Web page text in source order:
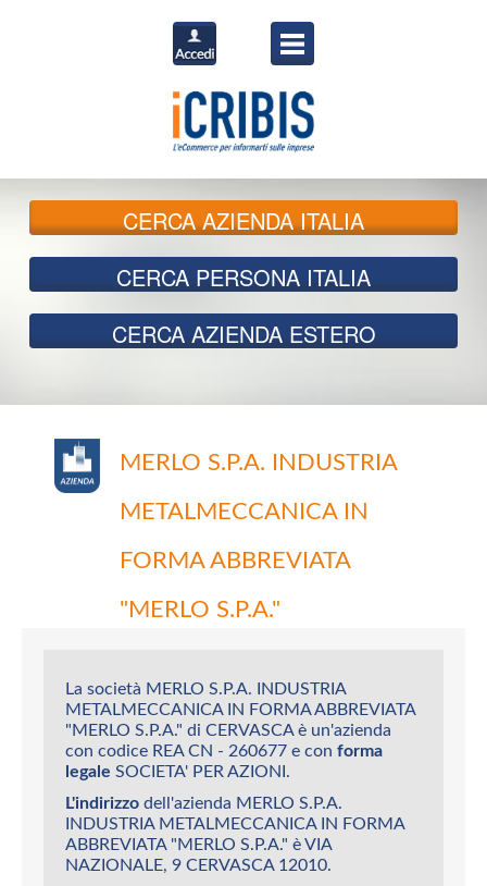
CERCAAZIENDA ITALIA
CERCA PERSONA ITALIA
CERCA AZIENDA ESTERO
MERLO S.P.A. INDUSTRIA
METALMECCANICA IN
FORMA ABBREVIATA
"MERLO S.P.A."
La società MERLO S.P.A. INDUSTRIA
METALMECCANICA IN FORMA ABBREVIATA
"MERLO S.P.A." di CERVASCA è un'azienda
con codice REA CN - 260677 e con forma
legale SOCIETA' PER AZIONI.
L'indirizzo dell'azienda MERLO S.P.A.
INDUSTRIA METALMECCANICA IN FORMA
ABBREVIATA "MERLO S.P.A." è VIA
NAZIONALE, 9 CERVASCA 12010.